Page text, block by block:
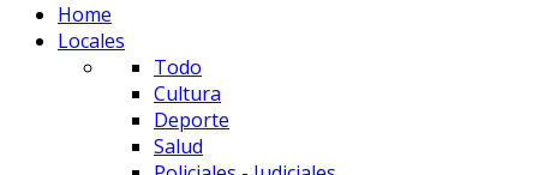
Home
Locales
Todo
Cultura
Deporte
Salud